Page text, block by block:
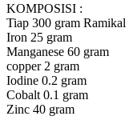
KOMPOSISI :
Tiap 300 gram
Iron 25 gram
Manganese 60 gram
copper 2 gram
Iodine 0.2 gram
Cobalt 0.1 gram
Zinc 40 gram